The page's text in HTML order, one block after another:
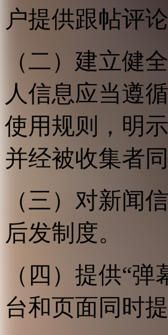
户提供跟帖评论
（二）建立健
人信息应当遵
使用规则，明
并经被收集者同
（三）对新闻
后发制度。
（四）提供“
台和页面同时